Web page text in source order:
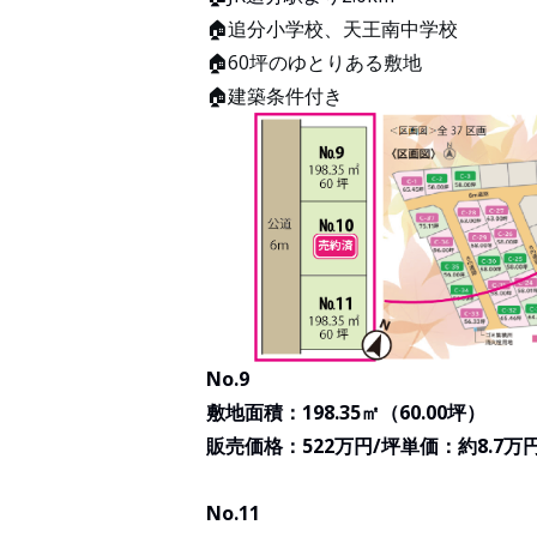
🏠追分小学校、天王南中学校
🏠60坪のゆとりある敷地
🏠建築条件付き
No.9
敷地面積：198.35㎡（60.00坪）
販売価格：522万円/坪単価：約8.7万
No.11